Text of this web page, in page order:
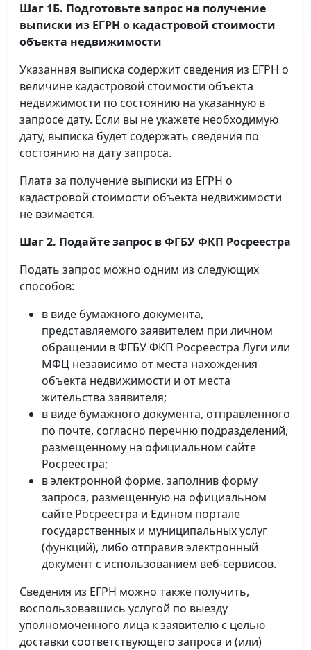
Шаг 1Б. Подготовьте запрос на получение
выписки из ЕГРН о кадастровой стоимости
объекта недвижимости
Указанная выписка содержит сведения из ЕГРН о
величине кадастровой стоимости объекта
недвижимости по состоянию на указанную в
запросе дату. Если вы не укажете необходимую
дату, выписка будет содержать сведения по
состоянию на дату запроса.
Плата за получение выписки из ЕГРН о
кадастровой стоимости объекта недвижимости
не взимается.
Шаг 2. Подайте запрос в ФГБУ ФКП Росреестра
Подать запрос можно одним из следующих
способов:
в виде бумажного документа,
представляемого заявителем при личном
обращении в ФГБУ ФКП Росреестра Луги или
МФЦ независимо от места нахождения
объекта недвижимости и от места
жительства заявителя;
в виде бумажного документа, отправленного
по почте, согласно перечню подразделений,
размещенному на официальном сайте
Росреестра;
в электронной форме, заполнив форму
запроса, размещенную на официальном
сайте Росреестра и Едином портале
государственных и муниципальных услуг
(функций), либо отправив электронный
документ с использованием веб-сервисов.
Сведения из ЕГРН можно также получить,
воспользовавшись услугой по выезду
уполномоченного лица к заявителю с целью
доставки соответствующего запроса и (или)